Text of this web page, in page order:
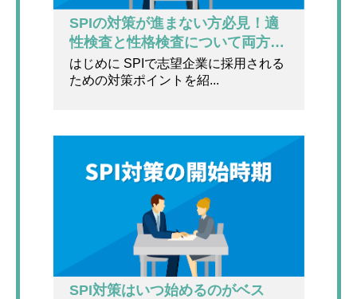
SPIの対策が進まない方必見！適
性検査と性格検査について両方解
説！
はじめに SPIで志望企業に採用される
ための対策ポイントを紹...
SPI対策はいつ始めるのがベス